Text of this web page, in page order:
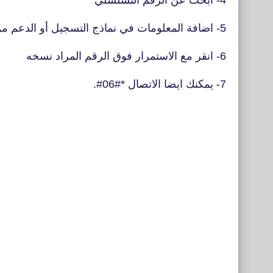
5- اضافة المعلومات في نماذج التسجيل أو الدعم من Apple
6- انقر مع الاستمرار فوق الرقم المراد نسخه
7- يمكنك ايضا الاتصال *#06#.